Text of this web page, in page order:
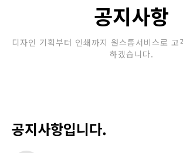
공지사항
디자인 기획부터 인쇄까지 원스톱서비스로
하겠습니다.
공지사항입니다.